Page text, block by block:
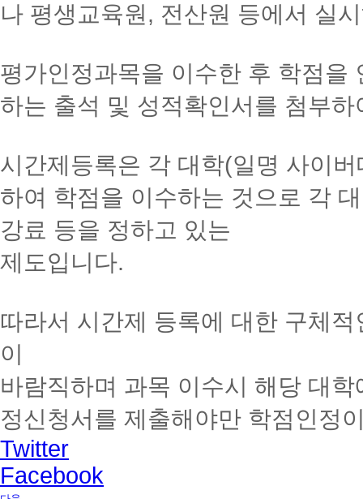
나 평생교육원, 전산원 등에서 실
평가인정과목을 이수한 후 학점을
하는 출석 및 성적확인서를 첨부
시간제등록은 각 대학(일명 사이
하여 학점을 이수하는 것으로 각
강료 등을 정하고 있는
제도입니다.
따라서 시간제 등록에 대한 구체
이
바람직하며 과목 이수시 해당 대
정신청서를 제출해야만 학점인정
Twitter
Facebook